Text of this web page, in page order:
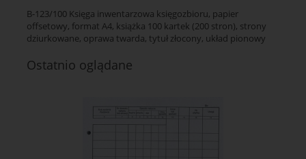
B-123/100 Księga inwentarzowa księgozbioru, papier
offsetowy, format A4, książka 100 kartek (200 stron), strony
dziurkowane, oprawa twarda, tytuł złocony, układ pionowy
Ostatnio oglądane